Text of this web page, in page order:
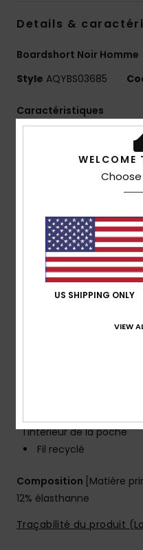
Details &
Boardshort Noir Homme
Style AQYBS03685
Caractéristiques
Matière 4-
polyester recyclé et
Matière Remade
Matière douce à
vous offre douceur et
Coupe :Coupe
Braguette :
Taille :taille fixe
Longueur :Couture
Système de
l'intérieur de la poche
Fil recyclé
Composition [Matière
12% élasthanne
Traçabilité du produit
WELCOME
US SHIPPING ONLY
VIEW